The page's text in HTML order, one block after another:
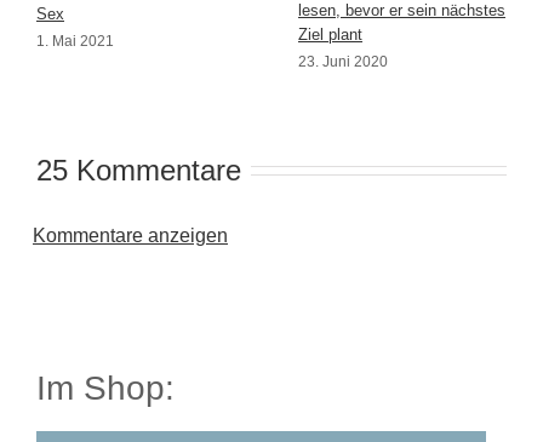
Sex
1. Mai 2021
lesen, bevor er sein nächstes
Ziel plant
23. Juni 2020
25 Kommentare
Kommentare anzeigen
Im Shop: